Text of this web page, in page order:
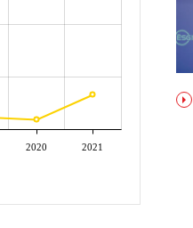
2020 2021